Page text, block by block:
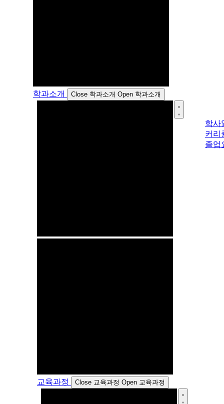
학과소개 Close 학과소개 Open 학과소개
교육과정 Close 교육과정 Open 교육과정
학사
커리
졸업